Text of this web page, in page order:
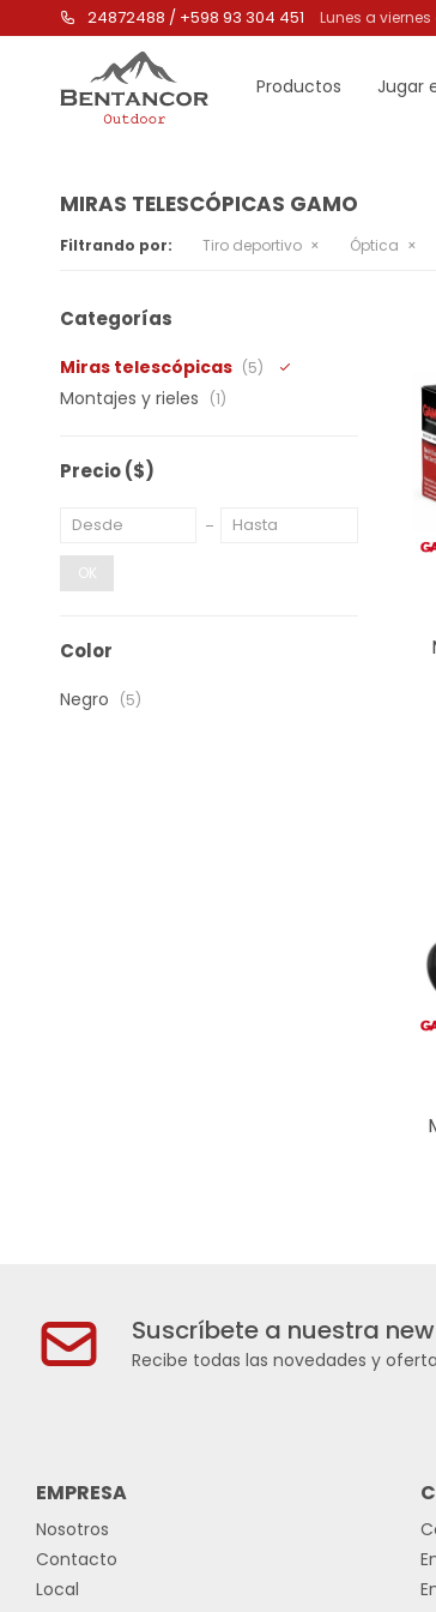
Productos Jugar
24872488 / +598 93 304 451 Lunes a viernes
MIRAS TELESCÓPICAS GAMO
Filtrando por: Tiro deportivo Óptica
Categorías
Miras telescópicas (5)
Montajes y rieles (1)
Precio($)
OK
Color
Negro (5)
Suscríbete a nuestra
Recibe todas las novedades y
EMPRESA
Nosotros
Contacto
Local